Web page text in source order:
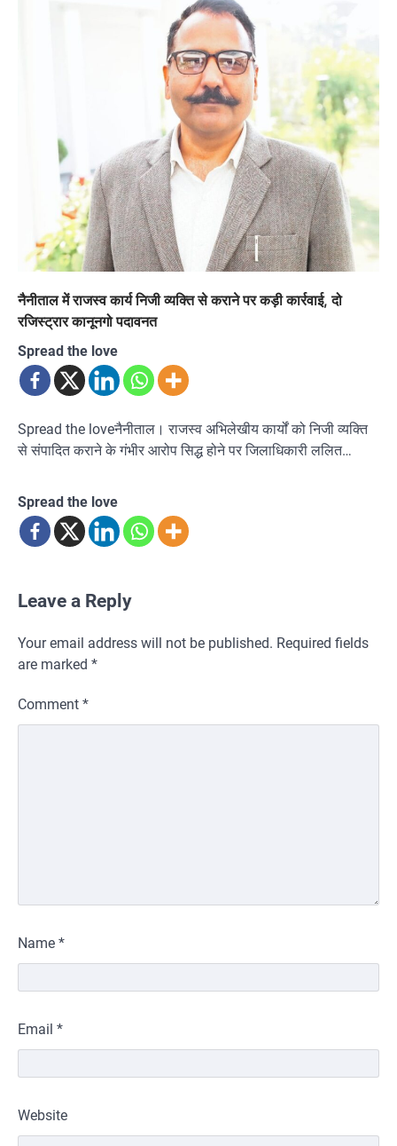
नैनीताल में राजस्व कार्य निजी व्यक्ति से कराने पर कड़ी कार्रवाई, दो
रजिस्ट्रार कानूनगो पदावनत
Spread the love
Spread the loveनैनीताल। राजस्व अभिलेखीय कार्यों को निजी व्यक्ति
से संपादित कराने के गंभीर आरोप सिद्ध होने पर जिलाधिकारी ललित…
Spread the love
Leave a Reply
Your email address will not be published. Required fields
are marked *
Comment *
Name *
Email *
Website